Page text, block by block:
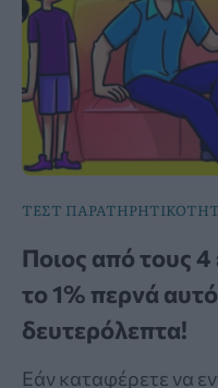
ΤΕΣΤ
Ποιος από τους
το 1% περνά
δευτερόλεπτα!
Εάν καταφέρετε να